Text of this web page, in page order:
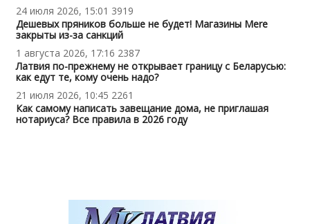
24 июля 2026, 15:01 3919
Дешевых пряников больше не будет! Магазины Mere
закрыты из-за санкций
1 августа 2026, 17:16 2387
Латвия по-прежнему не открывает границу с Беларусью:
как едут те, кому очень надо?
21 июля 2026, 10:45 2261
Как самому написать завещание дома, не приглашая
нотариуса? Все правила в 2026 году